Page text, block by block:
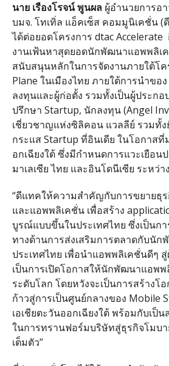
นาย เรืองโรจน์ พูนผลผู้อำนวยการอ
บมจ. โทเทิ่ล แอ็คเซ็ส คอมมูนิเคชั่น (
ได้ต่อยอดโครงการ dtac Accelerate
งานเฟ้นหาสุดยอดนักพัฒนาแอพพลิเ
สนับสนุนหลักในการจัดงานภายใต้โค
Plane ในเมืองไทย ภายใต้การนำขอ
ลงทุนและผู้ก่อตั้ง รวมทั้งเป็นผู้ประกอ
ปรึกษา Startup, นักลงทุน (Angel
เชี่ยวชาญแห่งซิลิคอน แวลลีย์ รวมทั้ง
กระแส Startup ที่อินเดีย ในโอกาสที่
อกเฉียงใต้ ซึ่งมีกำหนดการแวะเยือน
มาเลเซีย ไทย และอินโดนีเซีย ระหว่
“ดีแทคให้ความสำคัญกับการขยายธุ
และแอพพลิเคชั่น เพื่อสร้าง
บูรณ์แบบขึ้นในประเทศไทย ซึ่งเป็นก
ทางด้านการส่งเสริมการตลาดกับนัก
ประเทศไทย เพื่อนำแอพพลิเคชั่นดีๆ
เป็นการเปิดโอกาสให้นักพัฒนาแอพพ
ระดับโลก โดยหวังจะเป็นการสร้างโ
ก้าวสู่การเป็นศูนย์กลางของ Mobile
เอเชียตะวันออกเฉียงใต้ พร้อมกับเป็
ในการทรานฟอร์มบริษัทสู่ธุรกิจโมบ
เต็มตัว”